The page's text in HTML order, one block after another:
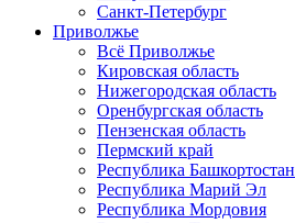
Санкт-Петербург
Приволжье
Всё Приволжье
Кировская область
Нижегородская область
Оренбургская область
Пензенская область
Пермский край
Республика Башкортостан
Республика Марий Эл
Республика Мордовия